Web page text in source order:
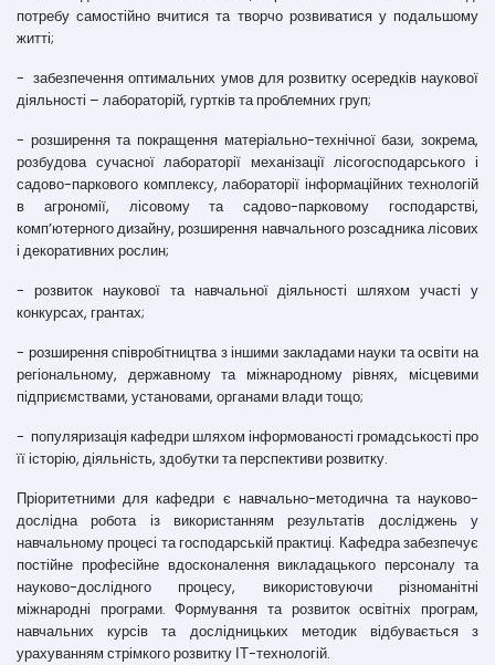
потребу самостійно вчитися та творчо розвиватися у подальшому
житті;
- забезпечення оптимальних умов для розвитку осередків наукової
діяльності – лабораторій, гуртків та проблемних груп;
- розширення та покращення матеріально-технічної бази, зокрема,
розбудова сучасної лабораторії механізації лісогосподарського і
садово-паркового комплексу, лабораторії інформаційних технологій
в агрономії, лісовому та садово-парковому господарстві,
комп’ютерного дизайну, розширення навчального розсадника лісових
і декоративних рослин;
- розвиток наукової та навчальної діяльності шляхом участі у
конкурсах, грантах;
- розширення співробітництва з іншими закладами науки та освіти на
регіональному, державному та міжнародному рівнях, місцевими
підприємствами, установами, органами влади тощо;
- популяризація кафедри шляхом інформованості громадськості про
її історію, діяльність, здобутки та перспективи розвитку.
Пріоритетними для кафедри є навчально-методична та науково-
дослідна робота із використанням результатів досліджень у
навчальному процесі та господарській практиці. Кафедра забезпечує
постійне професійне вдосконалення викладацького персоналу та
науково-дослідного процесу, використовуючи різноманітні
міжнародні програми. Формування та розвиток освітніх програм,
навчальних курсів та дослідницьких методик відбувається з
урахуванням стрімкого розвитку ІТ-технологій.